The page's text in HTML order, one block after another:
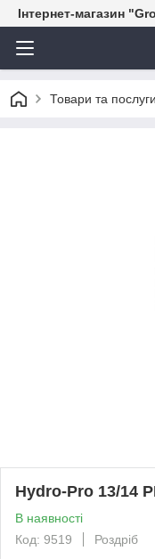
Інтернет-магазин
Товари та послуги
Hydro-Pro 13/14
В наявності
Код: 9519
Роздріб